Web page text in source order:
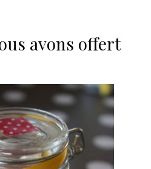
avons offert